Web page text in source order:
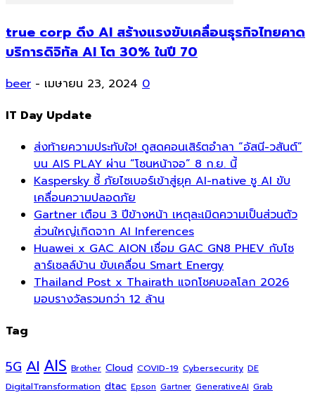
true corp ดึง AI สร้างแรงขับเคลื่อนธุรกิจไทยคาด
บริการดิจิทัล AI โต 30% ในปี 70
beer - เมษายน 23, 2024 0
IT Day Update
ส่งท้ายความประทับใจ! ดูสดคอนเสิร์ตอำลา “อัสนี-วสันต์”
บน AIS PLAY ผ่าน “โซนหน้าจอ” 8 ก.ย. นี้
Kaspersky ชี้ ภัยไซเบอร์เข้าสู่ยุค AI-native ชู AI ขับ
เคลื่อนความปลอดภัย
Gartner เตือน 3 ปีข้างหน้า เหตุละเมิดความเป็นส่วนตัว
ส่วนใหญ่เกิดจาก AI Inferences
Huawei x GAC AION เชื่อม GAC GN8 PHEV กับโซ
ลาร์เซลล์บ้าน ขับเคลื่อน Smart Energy
Thailand Post x Thairath แจกโชคบอลโลก 2026
มอบรางวัลรวมกว่า 12 ล้าน
Tag
5G AI AIS Brother Cloud COVID-19 Cybersecurity DE
DigitalTransformation dtac Epson Gartner GenerativeAI Grab